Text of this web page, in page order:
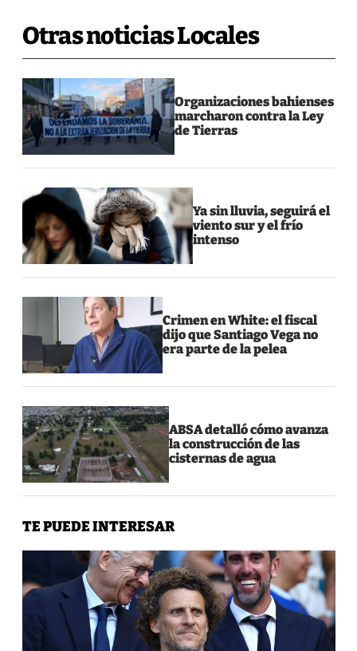
Otras noticias Locales
Organizaciones bahienses
marcharon contra la Ley
de Tierras
Ya sin lluvia, seguirá el
viento sur y el frío
intenso
Crimen en White: el fiscal
dijo que Santiago Vega no
era parte de la pelea
ABSA detalló cómo avanza
la construcción de las
cisternas de agua
TE PUEDE INTERESAR